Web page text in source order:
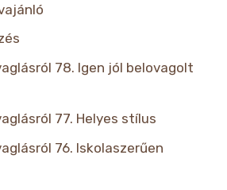
78. Igen jól belovagolt
77. Helyes stílus
76. Iskolaszerűen